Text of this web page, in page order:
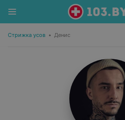
Стрижка усов • Денис